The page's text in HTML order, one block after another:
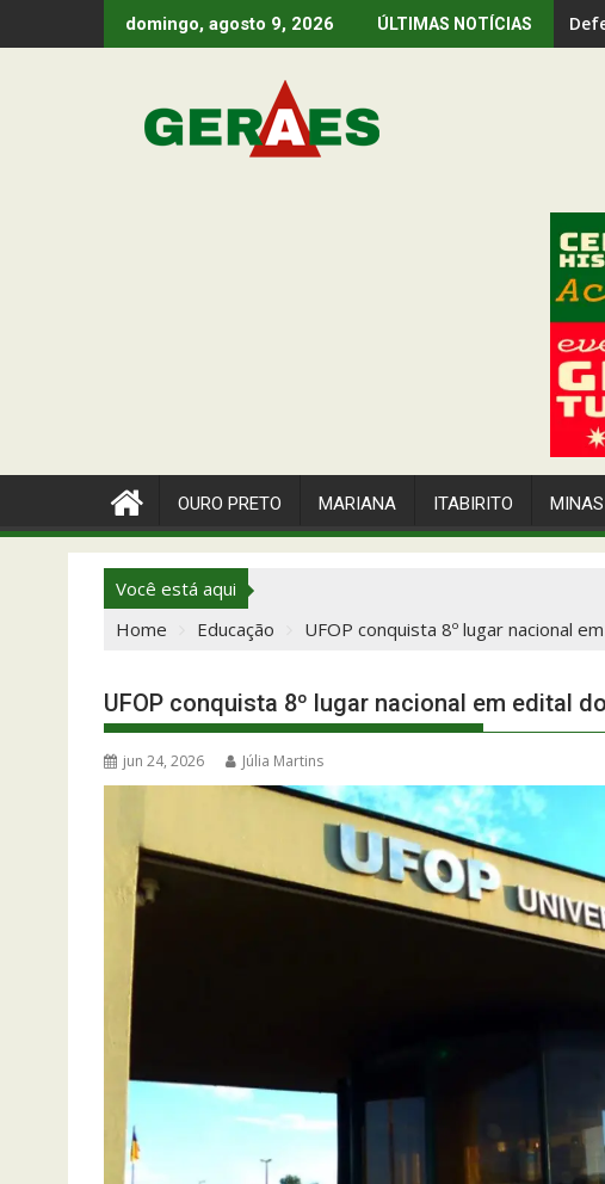
to
domingo, agosto 9, 2026 ÚLTIMAS NOTÍCIAS
OURO PRETO MARIANA ITABIRITO
Você está aqui
Home
Educação UFOP conquista 8º lugar nacional
UFOP conquista 8º lugar nacional em edital
jun 24, 2026 Júlia Martins